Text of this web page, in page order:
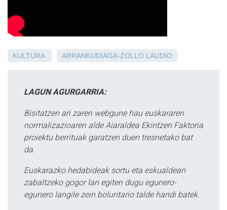
KULTURA ARRANKUDIAGA-ZOLLO LAUDIO
LAGUN AGURGARRIA:
Bisitatzen ari zaren webgune hau euskararen
normalizazioaren alde Aiaraldea Ekintzen Faktoria
proiektu berrituak garatzen duen tresnetako bat
da.
Euskarazko hedabideak sortu eta eskualdean
zabaltzeko gogor lan egiten dugu egunero-
egunero langile zein boluntario talde handi batek.